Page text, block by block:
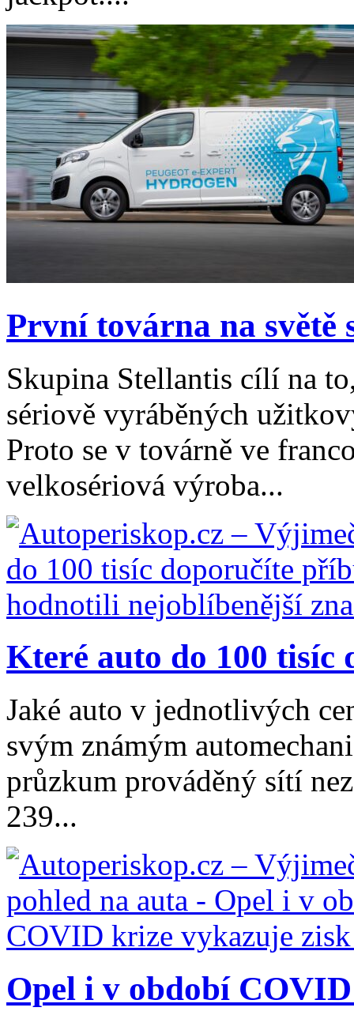
První továrna na světě
Skupina Stellantis cílí na
sériově vyráběných
Proto se v továrně ve
velkosériová výroba...
Které auto do 100 tisíc
Jaké auto v jednotlivých
svým známým
průzkum prováděný sítí
239...
Opel i v období